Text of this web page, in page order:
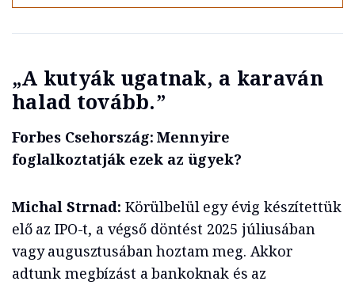
„A kutyák ugatnak, a karaván
halad tovább.”
Forbes Csehország: Mennyire
foglalkoztatják ezek az ügyek?
Michal Strnad: Körülbelül egy évig készítettük
elő az IPO-t, a végső döntést 2025 júliusában
vagy augusztusában hoztam meg. Akkor
adtunk megbízást a bankoknak és az